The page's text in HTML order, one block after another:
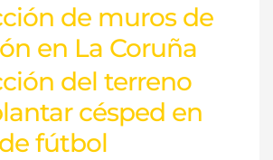
de muros de
en La Coruña
del terreno
césped en
fútbol